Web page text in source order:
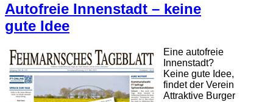
Autofreie Innenstadt – keine
gute Idee
Eine autofreie
Innenstadt?
Keine gute Idee,
findet der Verein
Attraktive Burger